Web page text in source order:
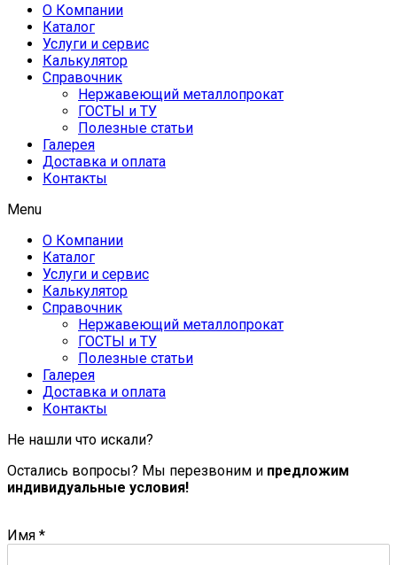
О Компании
Каталог
Услуги и сервис
Калькулятор
Справочник
Нержавеющий металлопрокат
ГОСТЫ и ТУ
Полезные статьи
Галерея
Доставка и оплата
Контакты
Menu
О Компании
Каталог
Услуги и сервис
Калькулятор
Справочник
Нержавеющий металлопрокат
ГОСТЫ и ТУ
Полезные статьи
Галерея
Доставка и оплата
Контакты
Не нашли что искали?
Остались вопросы? Мы перезвоним и предложим
индивидуальные условия!
Имя *